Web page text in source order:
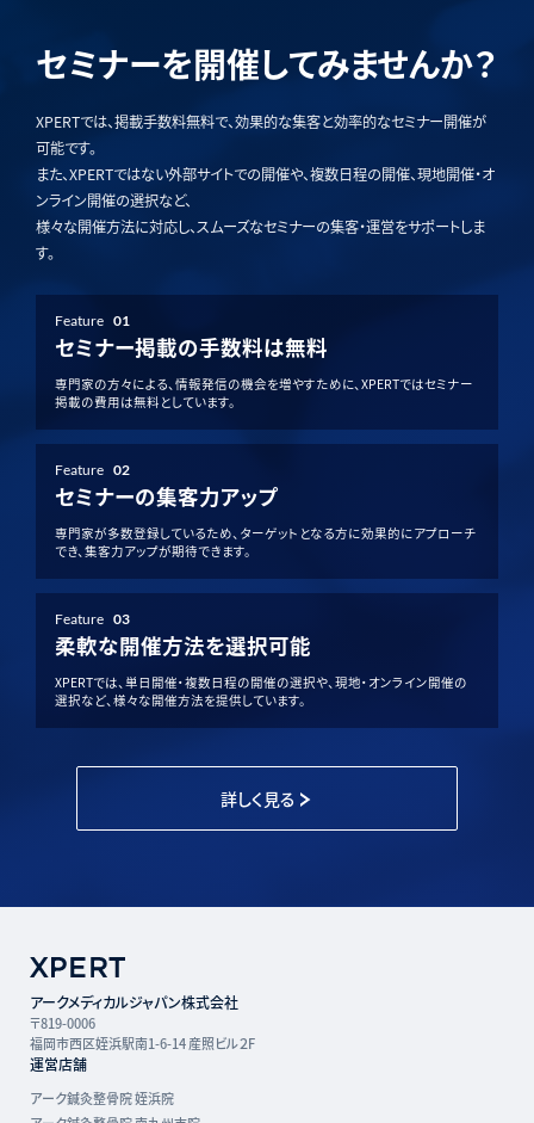
セミナーを開催してみませんか？
XPERTでは、掲載手数料無料で、効果的な集客と効率的なセミナー開催が
可能です。
また、XPERTではない外部サイトでの開催や、複数日程の開催、現地開催・オ
ンライン開催の選択など、
様々な開催方法に対応し、スムーズなセミナーの集客・運営をサポートしま
す。
Feature 01
セミナー掲載の手数料は無料
専門家の方々による、情報発信の機会を増やすために、XPERTではセミナー
掲載の費用は無料としています。
Feature 02
セミナーの集客力アップ
専門家が多数登録しているため、ターゲットとなる方に効果的にアプローチ
でき、集客力アップが期待できます。
Feature 03
柔軟な開催方法を選択可能
XPERTでは、単日開催・複数日程の開催の選択や、現地・オンライン開催の
選択など、様々な開催方法を提供しています。
詳しく見る
アークメディカルジャパン株式会社
〒819-0006
福岡市西区姪浜駅南1-6-14 産照ビル２F
運営店舗
アーク鍼灸整骨院 姪浜院